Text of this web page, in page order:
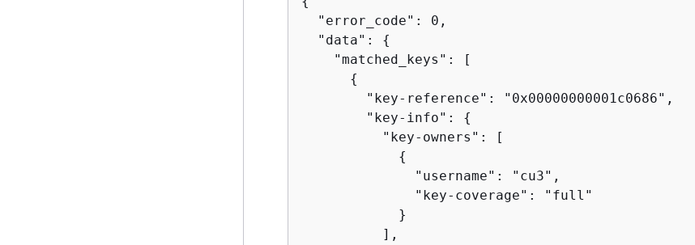
  "error_code": 0,
  "data":
{
    "matched_keys": [
{
        "key-reference": "0x00000000001c0686",
        "key-info":
{
          "key-owners": [
{
              "username": "cu3",
              "key-coverage": "full"
            }
          ],